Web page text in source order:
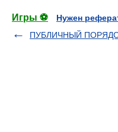
Игры ⚽
Нужен
ПУБЛИЧНЫЙ